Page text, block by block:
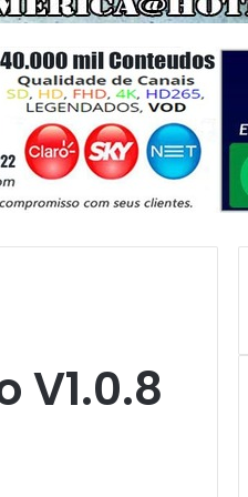
V1.0.8